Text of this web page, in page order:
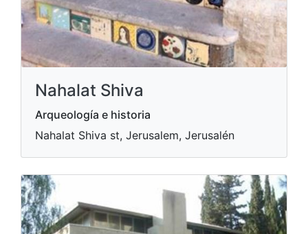
Nahalat Shiva
Arqueología e historia
Nahalat Shiva st, Jerusalem, Jerusalén